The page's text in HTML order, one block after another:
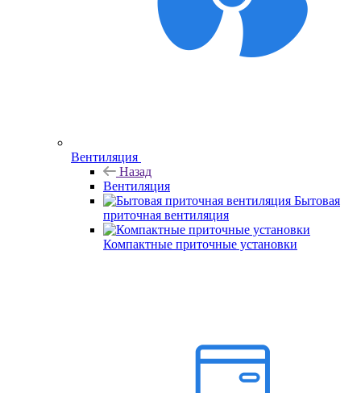
Вентиляция
Назад
Вентиляция
Бытовая
приточная вентиляция
Компактные приточные установки